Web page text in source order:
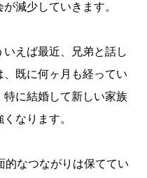
減少していきます。
えば最近、兄弟と話し
既に何ヶ月も経ってい
特に結婚して新しい家族
なります。
的なつながりは保ててい